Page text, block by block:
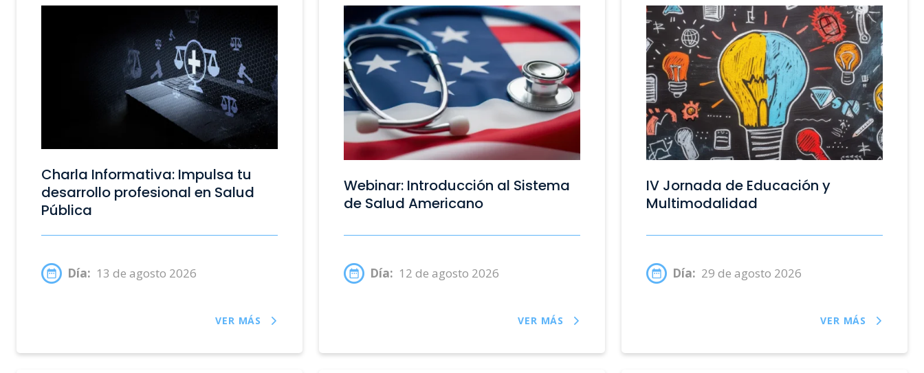
Charla Informativa: Impulsa tu
desarrollo profesional en Salud
Pública
Día: 13 de agosto 2026
VER MÁS
Webinar: Introducción al Sistema
de Salud Americano
Día: 12 de agosto 2026
VER MÁS
IV Jornada de Educación y
Multimodalidad
Día: 29 de agosto 2026
VER MÁS